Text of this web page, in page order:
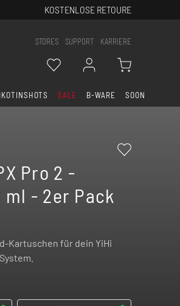
KOSTENLOSE RETOURE
STORES SUPPORT KARRIERE
SALE B-WARE SOON
Pro 2 -
- 2er Pack
Kartuschen für dein YiHi